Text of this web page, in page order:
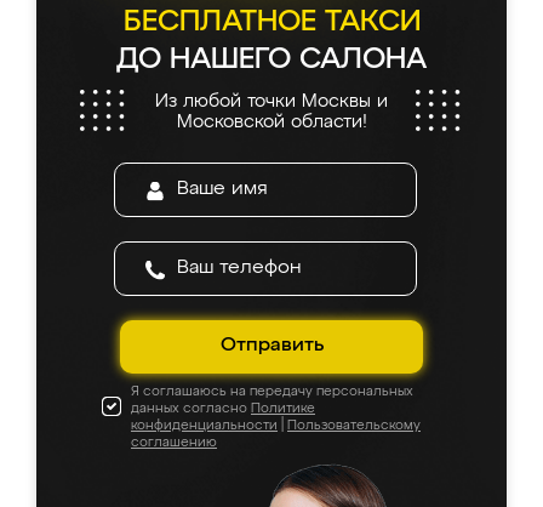
БЕСПЛАТНОЕ ТАКСИ
ДО НАШЕГО САЛОНА
Из любой точки Москвы и
Московской области!
Отправить
Я соглашаюсь на передачу персональных
данных согласно Политике
конфиденциальности
Пользовательскому
соглашению